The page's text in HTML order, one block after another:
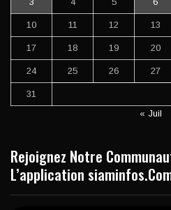
10 11 12 13
17 18 19 20
24 25 26 27
31
« Juil
Rejoignez Notre
L’application